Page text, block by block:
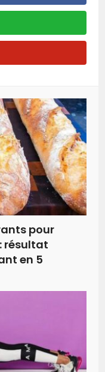
pour
résultat
en 5